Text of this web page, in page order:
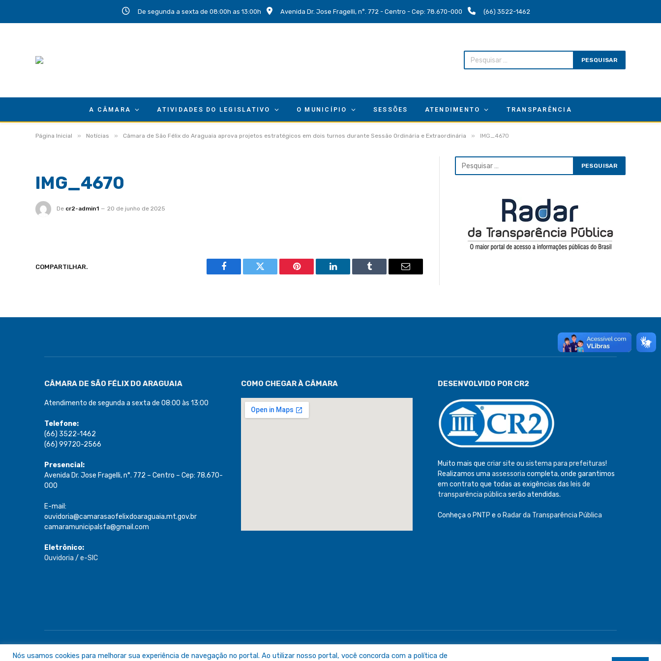
De segunda a sexta de 08:00h as 13:00h Avenida Dr. Jose Fragelli, n°. 772 - Centro - Cep: 78.670-000 (66) 3522-1462
A CÂMARA ATIVIDADES DO LEGISLATIVO O MUNICÍPIO SESSÕES ATENDIMENTO TRANSPARÊNCIA
Página Inicial » Notícias » Câmara de São Félix do Araguaia aprova projetos estratégicos em dois turnos durante Sessão Ordinária e Extraordinária » IMG_4670
IMG_4670
De cr2-admin1 20 de junho de 2025
COMPARTILHAR.
Facebook Twitter Pinterest LinkedIn Tumblr Email
CÂMARA DE SÃO FÉLIX DO ARAGUAIA
Atendimento de segunda a sexta de 08:00 às 13:00
Telefone:
(66) 3522-1462
(66) 99720-2566
Presencial:
Avenida Dr. Jose Fragelli, n°. 772 – Centro – Cep: 78.670-
000
E-mail:
ouvidoria@camarasaofelixdoaraguaia.mt.gov.br
camaramunicipalsfa@gmail.com
Eletrônico:
Ouvidoria / e-SIC
COMO CHEGAR À CÂMARA DESENVOLVIDO POR CR2
Muito mais que criar site ou sistema para prefeituras!
Realizamos uma assessoria completa, onde garantimos
em contrato que todas as exigências das leis de
transparência pública serão atendidas.
Conheça o PNTP e o Radar da Transparência Pública
Nós usamos cookies para melhorar sua experiência de navegação no portal. Ao utilizar nosso portal, você concorda com a política de